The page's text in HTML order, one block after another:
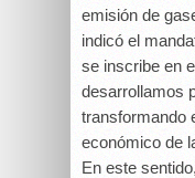
emisión de
indicó el
se inscribe en
desarrollamos
transformando
económico de
En este